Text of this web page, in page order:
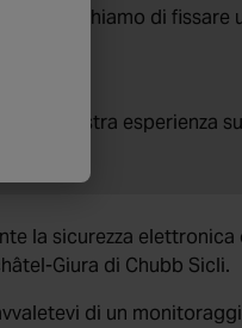
vi preghiamo di fissare
la vostra esperienza su
la sicurezza elettronica
Giura di Chubb Sicli.
di un